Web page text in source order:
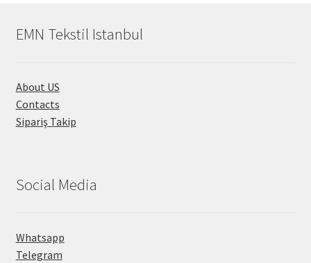
EMN Tekstil Istanbul
About US
Contacts
Sipariş Takip
Social Media
Whatsapp
Telegram